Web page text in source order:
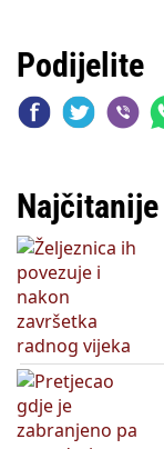
Podijelite
Najčitanije